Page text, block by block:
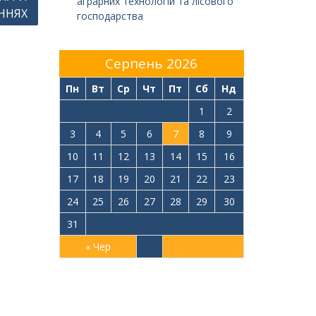
господарства
Серпень 2026
Пн Вт Ср Чт Пт Сб Нд
« Чер
1
2
3
4 5 6 7 8
9
10
11 12 13 14 15
16
17
18 19 20 21 22
23
24
25 26 27 28 29
30
31